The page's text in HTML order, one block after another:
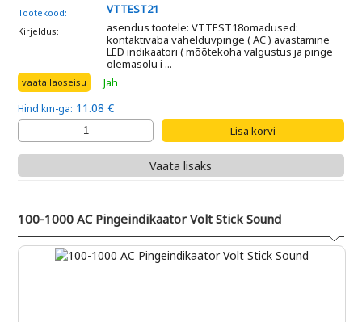
Tootekood: VTTEST21
Kirjeldus:
asendus tootele: VTTEST18omadused:
kontaktivaba vahelduvpinge ( AC ) avastamine
LED indikaatori ( mõõtekoha valgustus ja pinge
olemasolu i ...
vaata laoseisu Jah
Hind km-ga: 11.08 €
Vaata lisaks
100-1000 AC Pingeindikaator Volt Stick Sound